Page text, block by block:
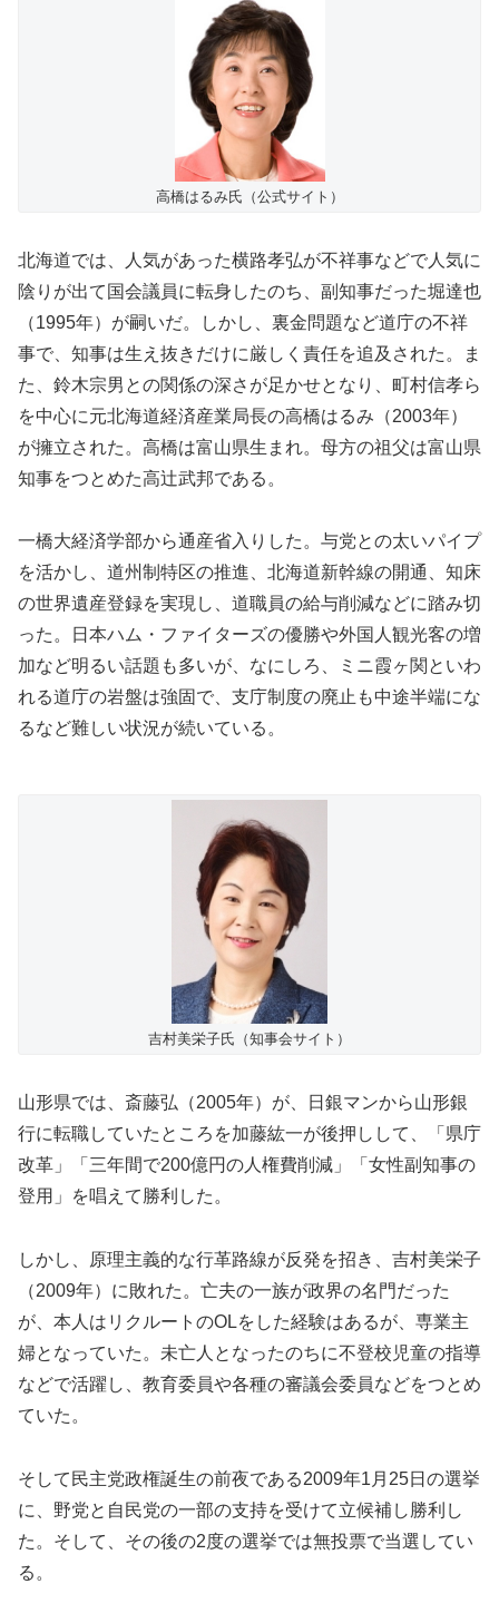
高橋はるみ氏（公式サイト）
北海道では、人気があった横路孝弘が不祥事などで人気に
陰りが出て国会議員に転身したのち、副知事だった堀達也
（1995年）が嗣いだ。しかし、裏金問題など道庁の不祥
事で、知事は生え抜きだけに厳しく責任を追及された。ま
た、鈴木宗男との関係の深さが足かせとなり、町村信孝ら
を中心に元北海道経済産業局長の高橋はるみ（2003年）
が擁立された。高橋は富山県生まれ。母方の祖父は富山県
知事をつとめた高辻武邦である。
一橋大経済学部から通産省入りした。与党との太いパイプ
を活かし、道州制特区の推進、北海道新幹線の開通、知床
の世界遺産登録を実現し、道職員の給与削減などに踏み切
った。日本ハム・ファイターズの優勝や外国人観光客の増
加など明るい話題も多いが、なにしろ、ミニ霞ヶ関といわ
れる道庁の岩盤は強固で、支庁制度の廃止も中途半端にな
るなど難しい状況が続いている。
吉村美栄子氏（知事会サイト）
山形県では、斎藤弘（2005年）が、日銀マンから山形銀
行に転職していたところを加藤紘一が後押しして、「県庁
改革」「三年間で200億円の人権費削減」「女性副知事の
登用」を唱えて勝利した。
しかし、原理主義的な行革路線が反発を招き、吉村美栄子
（2009年）に敗れた。亡夫の一族が政界の名門だった
が、本人はリクルートのOLをした経験はあるが、専業主
婦となっていた。未亡人となったのちに不登校児童の指導
などで活躍し、教育委員や各種の審議会委員などをつとめ
ていた。
そして民主党政権誕生の前夜である2009年1月25日の選挙
に、野党と自民党の一部の支持を受けて立候補し勝利し
た。そして、その後の2度の選挙では無投票で当選してい
る。